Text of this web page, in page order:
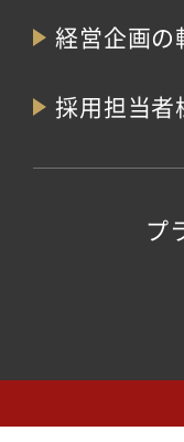
経営企画の
採用担当者
プ